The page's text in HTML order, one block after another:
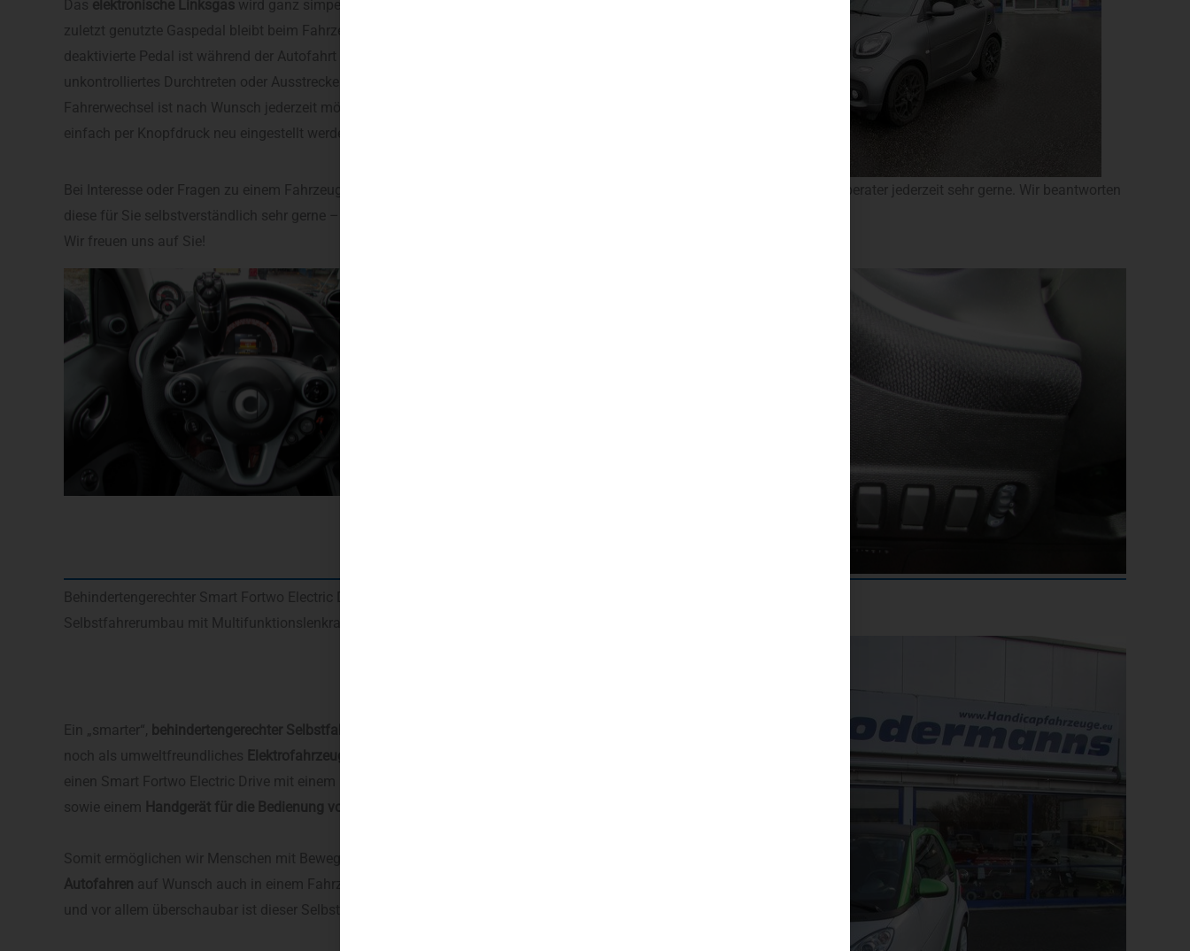
Das elektronische Linksgas wird ganz simpel per Knopfdruck ausgewählt. Das
zuletzt genutzte Gaspedal bleibt beim Fahrzeugneustart voreingestellt. Das
deaktivierte Pedal ist während der Autofahrt vollkommen funktionslos, d.h. auch ein
unkontrolliertes Durchtreten oder Ausstrecken eines Beines ist kein Problem. Ein
Fahrerwechsel ist nach Wunsch jederzeit möglich, da das Gaspedal schnell und
einfach per Knopfdruck neu eingestellt werden kann.
Bei Interesse oder Fragen zu einem Fahrzeugumbau für Menschen mit Mobilitätseinschränkung, kontaktieren Sie unsere Fachberater jederzeit sehr gerne. Wir beantworten
diese für Sie selbstverständlich sehr gerne – ausführlich und verständlich.
Wir freuen uns auf Sie!
Behindertengerechter Smart Fortwo Electric Drive
Selbstfahrerumbau mit Multifunktionslenkraddrehknauf und Handgerät für Gas und Bremse.
Ein „smarter“, behindertengerechter Selbstfahrerumbau
noch als umweltfreundliches Elektrofahrzeug
einen Smart Fortwo Electric Drive mit einem
sowie einem Handgerät für die Bedienung von Gas und Bremse
Somit ermöglichen wir Menschen mit Bewegungseinschränkung das
Autofahren auf Wunsch auch in einem Fahrzeug der kleineren Art. Kompakt, wendig
und vor allem überschaubar ist dieser Selbstfahrerumbau.